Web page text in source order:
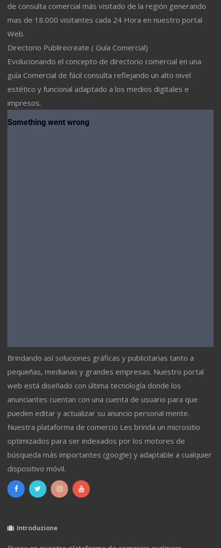
de consulta comercial más visitado de la región generando
mas de 18.000 visitantes cada 24 Hora en nuestro portal
Web.
Directorio Publirecreate ( Guía Comercial)
Evolucionando el concepto de directorio comercial en una
guía Comercial de fácil consulta reflejando un alto nivel
estético y funcional adaptado a los medios digitales e
impresos.
Brindando así soluciones gráficas y publicitarias tanto a
pequeñas, medianas y grandes empresas. Nuestro portal
web está diseñado con última tecnología donde los
anunciantes cuentan con una cuenta de usuario para que
pueden editar y actualizar su anuncio personal mente.
Nuestra plataforma de comercio Les brinda un micrositio
optimizados para ser indexados por los motores de
búsqueda más importantes (google) y adaptable a cualquier
dispositivo móvil.
Introduzione